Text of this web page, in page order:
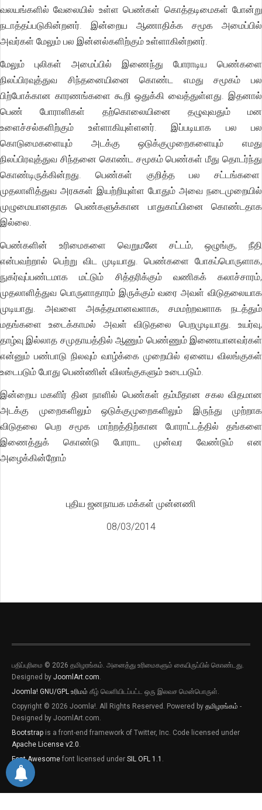
வலயங்களில் வேலையில் உள்ள பெண்கள் கொத்தடிமைகள் போன்று
நடாத்தப்படுகின்றனர். இன்றைய ஆணாதிக்க சமூக அமைப்பில்
அவர்கள் மேலும் பல இன்னல்களிற்கும் உள்ளாகின்றனர்.
மேலும் புலிகள் அமைப்பில் இணைந்து போராடிய பெண்களை
நிலப்பிரவுத்துவ சிந்தனையினை கொண்ட எமது சமூகம் பல
பிற்போக்கான காரணங்களை கூறி ஒதுக்கி வைத்துள்ளது. இதனால்
பெண் போராளிகள் தற்கொலையினை தழுவுவதும் மன
உளைச்சல்களிற்கும் உள்ளாகியுள்ளனர். இப்படியாக பல பல
கொடுமைகளையும் அடக்கு ஒடுக்குமுறைகளையும் எமது
நிலப்பிரவுத்துவ சிந்தனை கொண்ட சமூகம் பெண்கள் மீது தொடர்ந்து
கொண்டிருக்கின்றது. பெண்கள் குறித்த பல சட்டங்களை
முதலாளித்துவ அரசுகள் இயற்றியுள்ள போதும் அவை நடைமுறையில்
முழுமையானதாக பெண்களுக்கான பாதுகாப்பினை கொண்டதாக
இல்லை.
பெண்களின் உரிமைகளை வெறுமனே சட்டம், ஒழுங்கு, நீதி
என்பவற்றால் பெற்று விட முடியாது. பெண்களை போகப்பொருளாக,
நுகர்வுப்பண்டமாக மட்டும் சித்தரிக்கும் வணிகக் கலாச்சாரம்,
முதலாளித்துவ பொருளாதாரம் இருக்கும் வரை அவள் விடுதலையாக
முடியாது. அவளை அசுத்தமானவளாக, சமமற்றவளாக நடத்தும்
மதங்களை உடைக்காமல் அவள் விடுதலை பெறமுடியாது. உயர்வு,
தாழ்வு இல்லாத சமுதாயத்தில் ஆணும் பெண்ணும் இணையானவர்கள்
என்னும் பண்பாடு நிலவும் வாழ்க்கை முறையில் ஏனைய விலங்குகள்
உடைபடும் போது பெண்ணின் விலங்குகளும் உடைபடும்.
இன்றைய மகளிர் தின நாளில் பெண்கள் தம்மீதான சகல விதமான
அடக்கு முறைகளிலும் ஒடுக்குமுறைகளிலும் இருந்து முற்றாக
விடுதலை பெற சமூக மாற்றத்திற்கான போராட்டத்தில் தங்களை
இணைத்துக் கொண்டு போராட முன்வர வேண்டும் என
அழைக்கின்றோம்
புதிய ஜனநாயக மக்கள் முன்னணி
08/03/2014
பதிப்புரிமை © 2026 தமிழரங்கம். அனைத்து உரிமைகளும் கையிருப்பில் கொண்டது.
Designed by JoomlArt.com.
Joomla! GNU/GPL உரிமம் கீழ் வெளியிடப்பட்ட ஒரு இலவச மென்பொருள்.
Copyright © 2026 Joomla!. All Rights Reserved. Powered by தமிழரங்கம் -
Designed by JoomlArt.com.
Bootstrap is a front-end framework of Twitter, Inc. Code licensed under
Apache License v2.0.
Font Awesome font licensed under SIL OFL 1.1 .